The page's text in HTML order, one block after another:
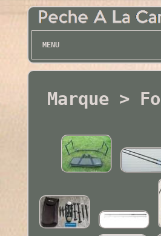
MENU
Marque >